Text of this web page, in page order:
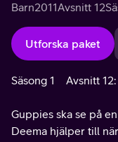
Barn2011Avsnitt 12
Utforska paket
Säsong 1 Avsnitt
Guppies ska se på
Deema hjälper till